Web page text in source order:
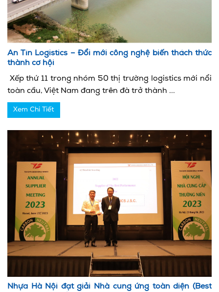
An Tín Logistics – Đổi mới công nghệ biến thách thức
thành cơ hội
Xếp thứ 11 trong nhóm 50 thị trường logistics mới nổi
toàn cầu, Việt Nam đang trên đà trở thành ...
Xem Chi Tiết
Nhựa Hà Nội đạt giải Nhà cung ứng toàn diện (Best